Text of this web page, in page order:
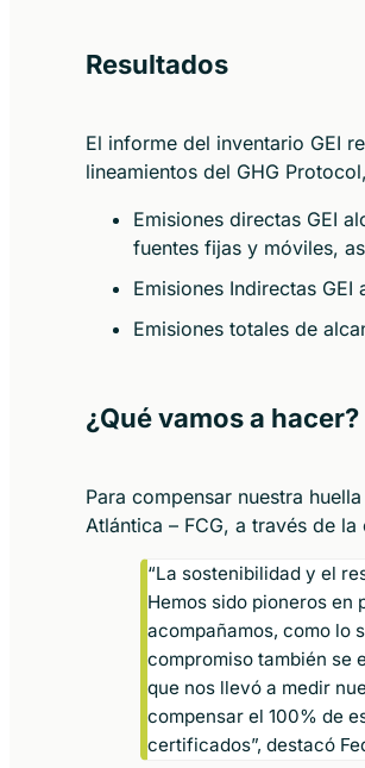
Resultados
El informe del inventario GEI
lineamientos del GHG
Emisiones directas GEI
fuentes fijas y móviles,
Emisiones Indirectas
Emisiones totales de
¿Qué vamos a hacer?
Para compensar nuestra
Atlántica – FCG, a través de
“La sostenibilidad y el
Hemos sido pioneros
acompañamos, como lo
compromiso también se
que nos llevó a medir
compensar el 100% de
certificados”, destacó